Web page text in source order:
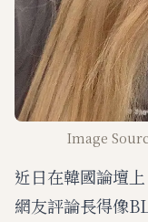
Image
近日在韓國論壇
網友評論長得像